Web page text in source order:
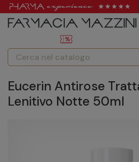
Eucerin Antirose
Lenitivo Notte 50ml